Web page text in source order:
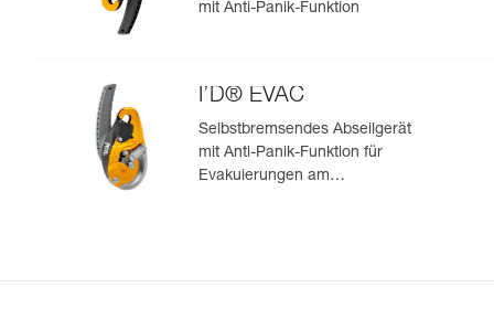
mit Anti-Panik-Funktion
I’D® EVAC
Selbstbremsendes Abseilgerät
mit Anti-Panik-Funktion für
Evakuierungen am